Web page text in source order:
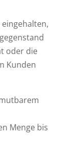
oder die
Kunden
Menge bis